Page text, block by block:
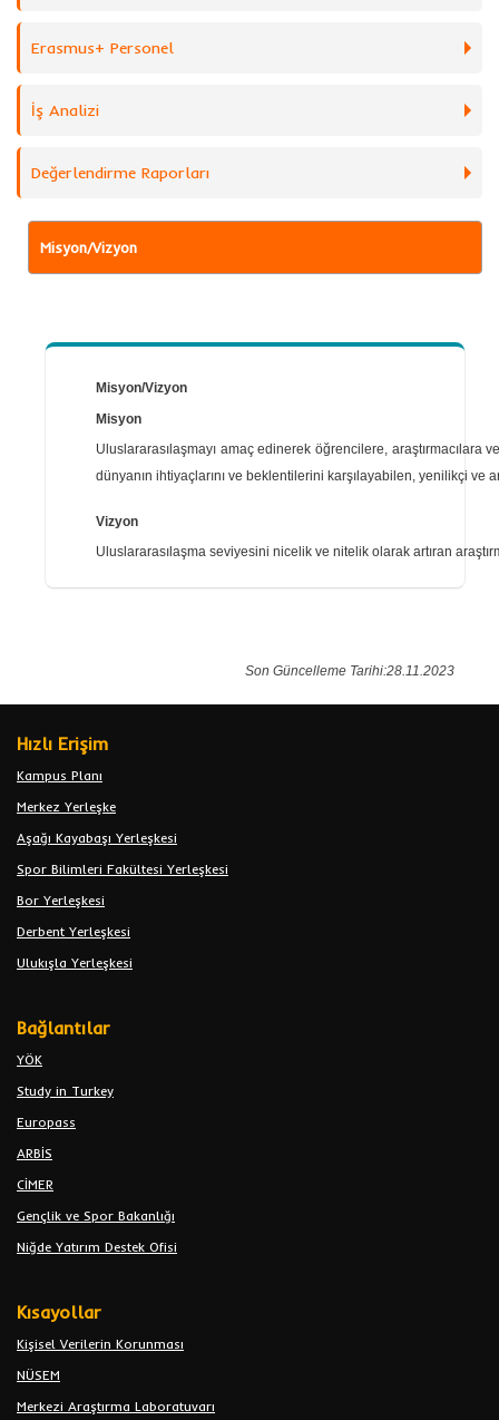
Erasmus+ Personel
İş Analizi
Değerlendirme Raporları
Misyon/Vizyon
Misyon/Vizyon
Misyon
Uluslararasılaşmayı amaç edinerek öğrencilere,
dünyanın ihtiyaçlarını ve beklentilerini karşılayabilen, yenilikçi ve
Vizyon
Uluslararasılaşma seviyesini nicelik ve nitelik olarak artıran
Son Güncelleme Tarihi:28.11.2023
Hızlı Erişim
Kampus Planı
Merkez Yerleşke
Aşağı Kayabaşı Yerleşkesi
Spor Bilimleri Fakültesi Yerleşkesi
Bor Yerleşkesi
Derbent Yerleşkesi
Ulukışla Yerleşkesi
Bağlantılar
YÖK
Study in Turkey
Europass
ARBİS
CİMER
Gençlik ve Spor Bakanlığı
Niğde Yatırım Destek Ofisi
Kısayollar
Kişisel Verilerin Korunması
NÜSEM
Merkezi Araştırma Laboratuvarı